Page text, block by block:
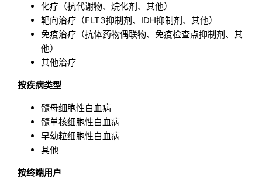
化疗（抗代谢物、烷化剂、其他）
靶向治疗（FLT3抑制剂、IDH抑制剂、其他）
免疫治疗（抗体药物偶联物、免疫检查点抑制剂、其
他）
其他治疗
按疾病类型
髓母细胞性白血病
髓单核细胞性白血病
早幼粒细胞性白血病
其他
按终端用户